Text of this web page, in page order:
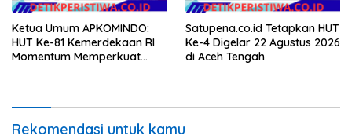
Ketua Umum APKOMINDO:
HUT Ke-81 Kemerdekaan RI
Momentum Memperkuat
Emas 2045
Satupena.co.id Tetapkan HUT
Ke-4 Digelar 22 Agustus 2026
di Aceh Tengah
Rekomendasi untuk kamu